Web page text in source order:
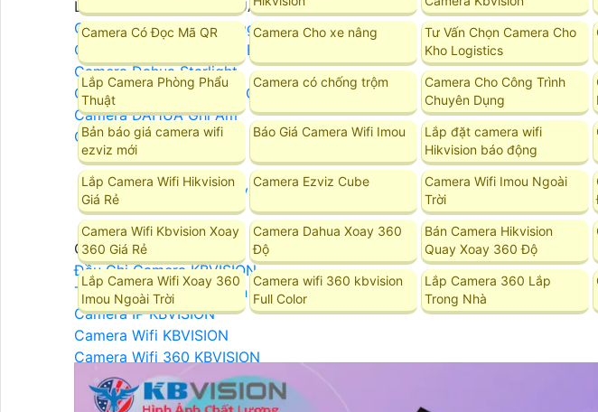
LẮP ĐẶT CAMERA DAHUA
Camera DAHUA Báo Động
Camera Dahua Quan Sát Ban Đêm Rõ Nét
Camera Dahua Starlight
Camera Dahua Ban Đêm Có Màu
Camera DAHUA Ghi Âm
Camera DAHUA Zoom
Camera Kbvision
Camera Kbvision
Đầu Ghi Camera KBVISION
Trọn Bộ Camera KBvision
Camera IP KBVISION
Camera Wifi KBVISION
Camera Wifi 360 KBVISION
Camera Wifi Trong Nhà KBVISION
Camera Wifi Ngoài Trời KBVISION
Camera Có Đọc Mã QR Camera Cho xe nâng
Tư Vấn Chọn Camera Cho
Kho Logistics
Lắp Camera Phòng Phẩu
Thuật
Camera có chống trộm
Camera Cho Công Trình
Chuyên Dụng
Bản báo giá camera wifi
ezviz mới
Báo Giá Camera Wifi Imou
Lắp đặt camera wifi
Hikvision báo động
Lắp Camera Wifi Hikvision
Giá Rẻ
Camera Ezviz Cube
Camera Wifi Imou Ngoài
Trời
Camera Wifi Kbvision Xoay
360 Giá Rẻ
Camera Dahua Xoay 360
Độ
Bán Camera Hikvision
Quay Xoay 360 Độ
Lắp Camera Wifi Xoay 360
Imou Ngoài Trời
Camera wifi 360 kbvision
Full Color
Lắp Camera 360 Lắp
Trong Nhà